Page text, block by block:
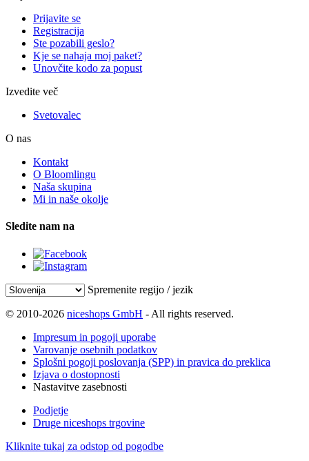
Prijavite se
Registracija
Ste pozabili geslo?
Kje se nahaja moj paket?
Unovčite kodo za popust
Izvedite več
Svetovalec
O nas
Kontakt
O Bloomlingu
Naša skupina
Mi in naše okolje
Sledite nam na
Spremenite regijo / jezik
© 2010-2026 niceshops GmbH - All rights reserved.
Impresum in pogoji uporabe
Varovanje osebnih podatkov
Splošni pogoji poslovanja (SPP) in pravica do preklica
Izjava o dostopnosti
Nastavitve zasebnosti
Podjetje
Druge niceshops trgovine
Kliknite tukaj za odstop od pogodbe